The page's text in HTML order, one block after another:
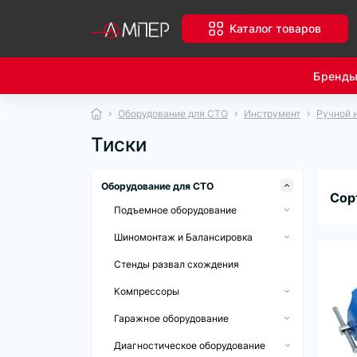
Каталог товаров
Бренды
Оборудование для СТО Инструмент Ручной
Тиски
Оборудование для СТО
Подъемное оборудование
Автомобильные подъемники
подъемников
Шиномонтаж и Балансировка
Аксессуары для шиномонтажа
Стенды развал схождения
Компрессоры
Компрессоры поршневые
Компрессоры винтовые
Гаражное оборудование
Гидравлические стойки
Диагностическое оборудование